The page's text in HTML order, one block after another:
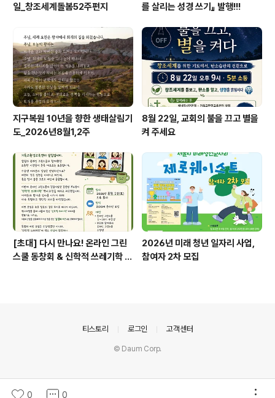
일_창조세계돌봄52주편지
를 살리는 성경 쓰기』 발행!!!
지구복원 10년을 향한 생태살림기
도_2026년8월1,2주
8월 22일, 교회의 불을 끄고 별을
켜 주세요
[초대] 다시 만나요! 온라인 그린
스쿨 동창회 & 신학적 쓰레기학 이
2026년 미래 청년 일자리 사업,
참여자 2차 모집
0 0
티스토리 로그인 고객센터
© Daum Corp.